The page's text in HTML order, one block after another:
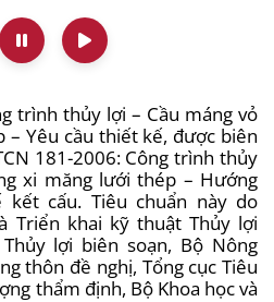
trình thủy lợi – Cầu máng vỏ
Yêu cầu thiết kế, được biên
181-2006: Công trình thủy
xi măng lưới thép – Hướng
cấu. Tiêu chuẩn này do
Triển khai kỹ thuật Thủy lợi
lợi biên soạn, Bộ Nông
thôn đề nghị, Tổng cục Tiêu
thẩm định, Bộ Khoa học và